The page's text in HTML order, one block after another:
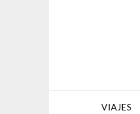
VIAJES